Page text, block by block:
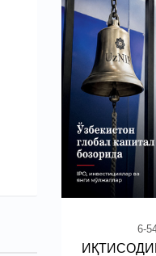
6-